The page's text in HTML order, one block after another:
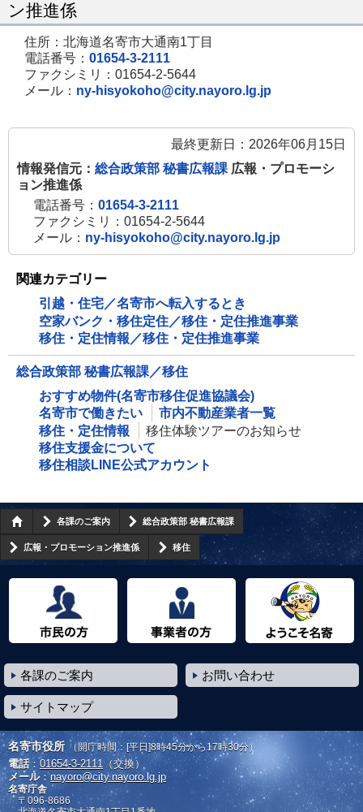
ン推進係
住所：北海道名寄市大通南1丁目
電話番号： 01654-3-2111
ファクシミリ：01654-2-5644
メール： ny-hisyokoho@city.nayoro.lg.jp
最終更新日：2026年06月15日
情報発信元： 総合政策部 秘書広報課 広報・プロモーシ
ョン推進係
電話番号： 01654-3-2111
ファクシミリ：01654-2-5644
メール： ny-hisyokoho@city.nayoro.lg.jp
関連カテゴリー
引越・住宅／名寄市へ転入するとき
空家バンク・移住定住／移住・定住推進事業
移住・定住情報／移住・定住推進事業
総合政策部 秘書広報課／移住
おすすめ物件(名寄市移住促進協議会)
名寄市で働きたい
市内不動産業者一覧
移住・定住情報
移住体験ツアーのお知らせ
移住支援金について
移住相談LINE公式アカウント
各課のご案内 総合政策部 秘書広報課
広報・プロモーション推進係 移住
各課のご案内 お問い合わせ
サイトマップ
名寄市役所 （開庁時間：[平日]8時45分から17時30分）
電話： 01654-3-2111（交換）
メール：nayoro@city.nayoro.lg.jp
名寄庁舎
〒096-8686